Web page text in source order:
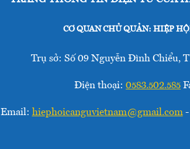
CƠ QUAN CHỦ QUẢN: HIỆP
Trụ sở: Số 09 Nguyễn Đình Chiểu,
Điện thoại: 0583.502.585
Email: hiephoicanguvietnam@gmail.com-